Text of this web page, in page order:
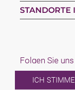
ICH
STANDORTE
Folgen Sie
Linkedin